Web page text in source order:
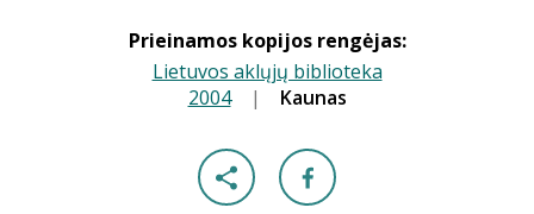
Prieinamos kopijos rengėjas:
Lietuvos aklųjų biblioteka
2004 | Kaunas